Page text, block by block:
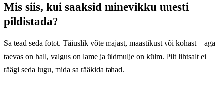
Mis siis, kui saaksid minevikku uuesti
pildistada?
Sa tead seda fotot. Täiuslik võte majast, maastikust või kohast – aga
taevas on hall, valgus on lame ja üldmulje on külm. Pilt lihtsalt ei
räägi seda lugu, mida sa rääkida tahad.